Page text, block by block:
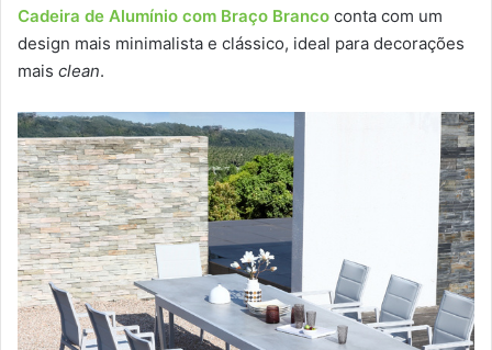
Cadeira de Alumínio com Braço Branco conta com um
design mais minimalista e clássico, ideal para decorações
mais clean.